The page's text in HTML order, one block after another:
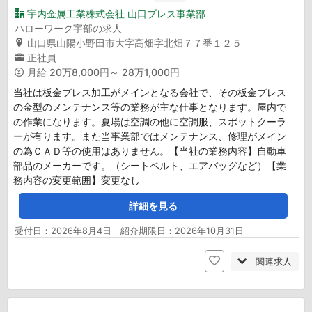
宇内金属工業株式会社 山口プレス事業部
ハローワーク宇部の求人
山口県山陽小野田市大字高畑字北畑７７番１２５
正社員
月給 20万8,000円～ 28万1,000円
当社は板金プレス加工がメインとなる会社で、その板金プレス
の金型のメンテナンス等の業務が主な仕事となります。屋内で
の作業になります。夏場は空調の他に空調服、スポットクーラ
ーが有ります。また当事業部ではメンテナンス、修理がメイン
の為ＣＡＤ等の使用はありません。【当社の業務内容】自動車
部品のメーカーです。（シートベルト、エアバッグなど）【業
務内容の変更範囲】変更なし
詳細を見る
受付日：2026年8月4日 紹介期限日：2026年10月31日
関連求人